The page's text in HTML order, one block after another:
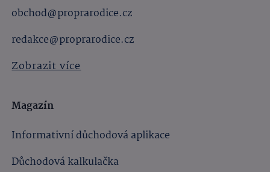
obchod@proprarodice.cz
redakce@proprarodice.cz
Zobrazit více
Magazín
Informativní důchodová aplikace
Důchodová kalkulačka